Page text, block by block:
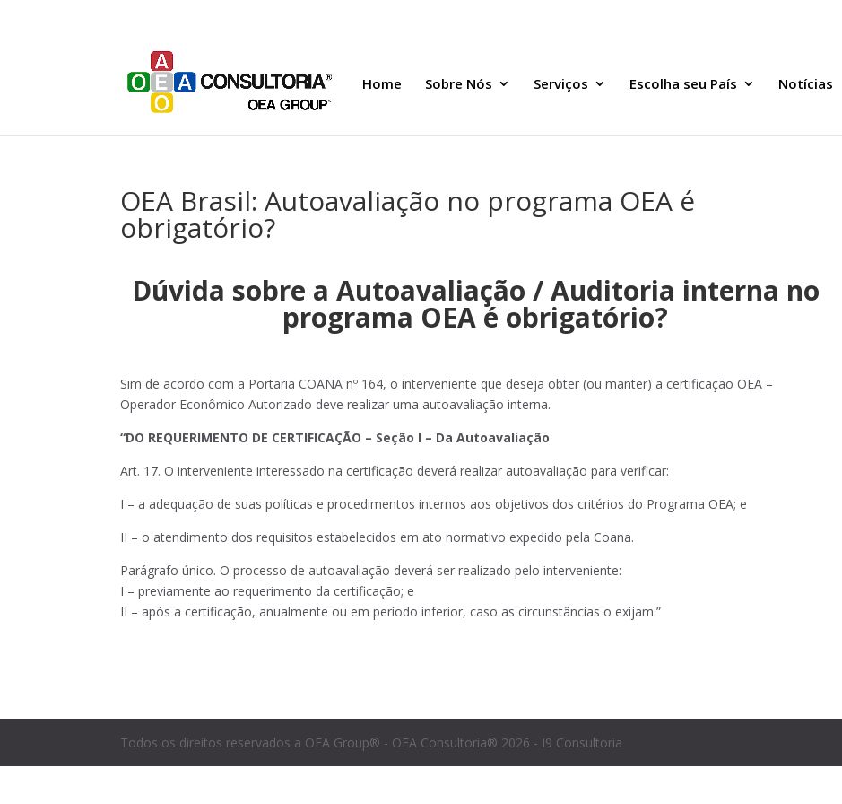
Home Sobre Nós Serviços Escolha seu País Notícias
OEA Brasil: Autoavaliação no programa OEA é
obrigatório?
Dúvida sobre a Autoavaliação / Auditoria interna no
programa OEA é obrigatório?
Sim de acordo com a Portaria COANA nº 164, o interveniente que deseja obter (ou manter) a certificação OEA –
Operador Econômico Autorizado deve realizar uma autoavaliação interna.
“DO REQUERIMENTO DE CERTIFICAÇÃO – Seção I – Da Autoavaliação
Art. 17. O interveniente interessado na certificação deverá realizar autoavaliação para verificar:
I – a adequação de suas políticas e procedimentos internos aos objetivos dos critérios do Programa OEA; e
II – o atendimento dos requisitos estabelecidos em ato normativo expedido pela Coana.
Parágrafo único. O processo de autoavaliação deverá ser realizado pelo interveniente:
I – previamente ao requerimento da certificação; e
II – após a certificação, anualmente ou em período inferior, caso as circunstâncias o exijam.”
Todos os direitos reservados a OEA Group® - OEA Consultoria® 2026 - I9 Consultoria